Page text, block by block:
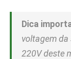
Dica
voltagem
220V deste